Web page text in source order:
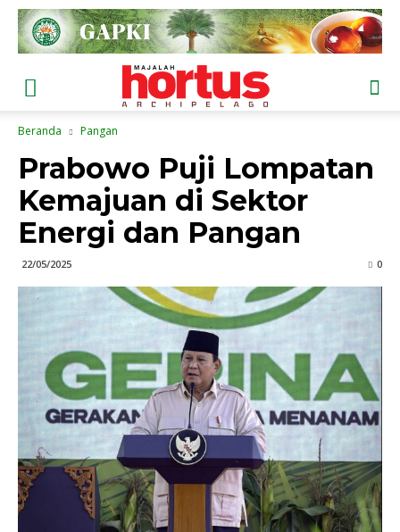
Beranda Pangan
Prabowo Puji Lompatan
Kemajuan di Sektor
Energi dan Pangan
22/05/2025 0